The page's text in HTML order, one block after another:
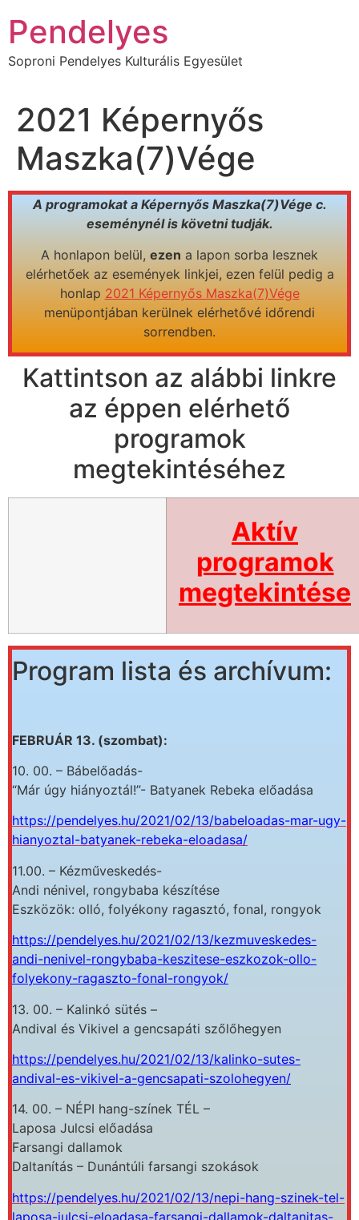
tartalomhoz
Pendelyes
Soproni Pendelyes Kulturális Egyesület
2021 Képernyős
Maszka(7)Vége
A programokat a Képernyős Maszka(7)Vége c.
eseménynél is követni tudják.
A honlapon belül, ezen a lapon sorba lesznek
elérhetőek az események linkjei, ezen felül pedig a
honlap 2021 Képernyős Maszka(7)Vége
menüpontjában kerülnek elérhetővé időrendi
sorrendben.
Kattintson az alábbi linkre
az éppen elérhető
programok
megtekintéséhez
Aktív
programok
megtekintése
Program lista és archívum:
FEBRUÁR 13. (szombat):
10. 00. – Bábelőadás-
“Már úgy hiányoztál!”- Batyanek Rebeka előadása
https://pendelyes.hu/2021/02/13/babeloadas-mar-ugy-
hianyoztal-batyanek-rebeka-eloadasa/
11.00. – Kézműveskedés-
Andi nénivel, rongybaba készítése
Eszközök: olló, folyékony ragasztó, fonal, rongyok
https://pendelyes.hu/2021/02/13/kezmuveskedes-
andi-nenivel-rongybaba-keszitese-eszkozok-ollo-
folyekony-ragaszto-fonal-rongyok/
13. 00. – Kalinkó sütés –
Andival és Vikivel a gencsapáti szőlőhegyen
https://pendelyes.hu/2021/02/13/kalinko-sutes-
andival-es-vikivel-a-gencsapati-szolohegyen/
14. 00. – NÉPI hang-színek TÉL –
Laposa Julcsi előadása
Farsangi dallamok
Daltanítás – Dunántúli farsangi szokások
https://pendelyes.hu/2021/02/13/nepi-hang-szinek-tel-
laposa-julcsi-eloadasa-farsangi-dallamok-daltanitas-